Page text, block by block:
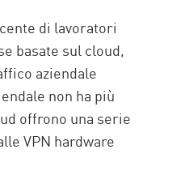
di lavoratori
basate sul cloud,
aziendale
non ha più
offrono una serie
VPN hardware